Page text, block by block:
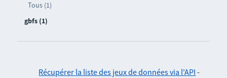
Tous (1)
gbfs (1)
Récupérer la liste des jeux de données via l'API -